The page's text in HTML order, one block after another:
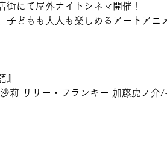
にて屋外ナイトシネマ開催！
子どもも大人も楽しめるアートアニ
』
莉 リリー・フランキー 加藤虎ノ介